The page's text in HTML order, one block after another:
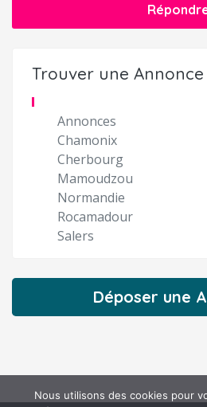
Trouver une Annonce
Annonces
Chamonix
Cherbourg
Mamoudzou
Normandie
Rocamadour
Salers
Déposer une
Nous utilisons des cookies pour